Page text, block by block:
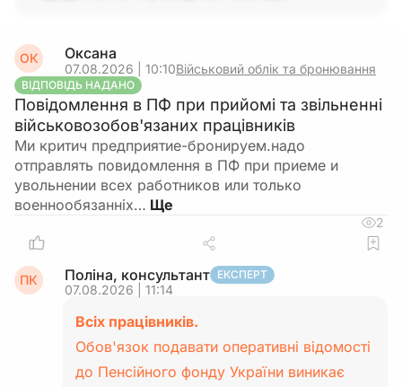
ОК Оксана
07.08.2026 | 10:10Військовий облік та бронювання
ВІДПОВІДЬ НАДАНО
Повідомлення в ПФ при прийомі та звільненні
військовозобов'язаних працівників
Ми критич предприятие-бронируем.надо
отправлять повидомлення в ПФ при приеме и
увольнении всех работников или только
военнообязанніх…
2
ПК Поліна, консультант ЕКСПЕРТ
07.08.2026 | 11:14
Всіх працівників.
Обов'язок подавати оперативні відомості
до Пенсійного фонду України виникає